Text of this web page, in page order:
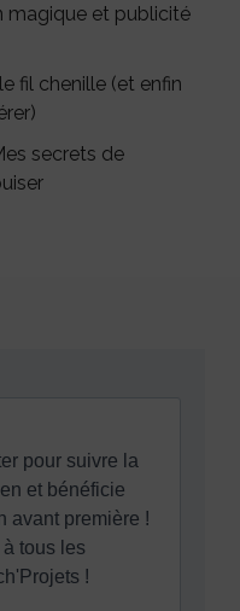
magique et publicité
fil chenille (et enfin
secrets de